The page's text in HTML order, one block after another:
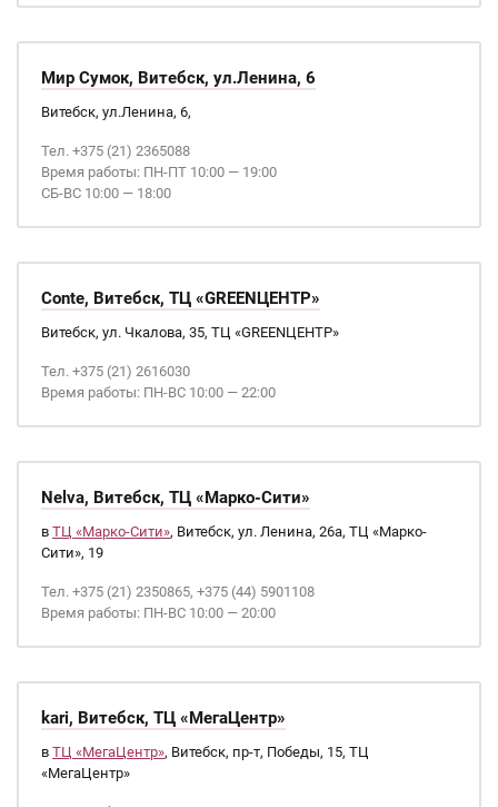
Мир Сумок, Витебск, ул.Ленина, 6
Витебск, ул.Ленина, 6,
Тел. +375 (21) 2365088
Время работы: ПН-ПТ 10:00 — 19:00
СБ-ВС 10:00 — 18:00
Conte, Витебск, ТЦ «GREENЦЕНТР»
Витебск, ул. Чкалова, 35, ТЦ «GREENЦЕНТР»
Тел. +375 (21) 2616030
Время работы: ПН-ВС 10:00 — 22:00
Nelva, Витебск, ТЦ «Марко-Сити»
в ТЦ «Марко-Сити», Витебск, ул. Ленина, 26а, ТЦ «Марко-
Сити», 19
Тел. +375 (21) 2350865, +375 (44) 5901108
Время работы: ПН-ВС 10:00 — 20:00
kari, Витебск, ТЦ «МегаЦентр»
в ТЦ «МегаЦентр», Витебск, пр-т, Победы, 15, ТЦ
«МегаЦентр»